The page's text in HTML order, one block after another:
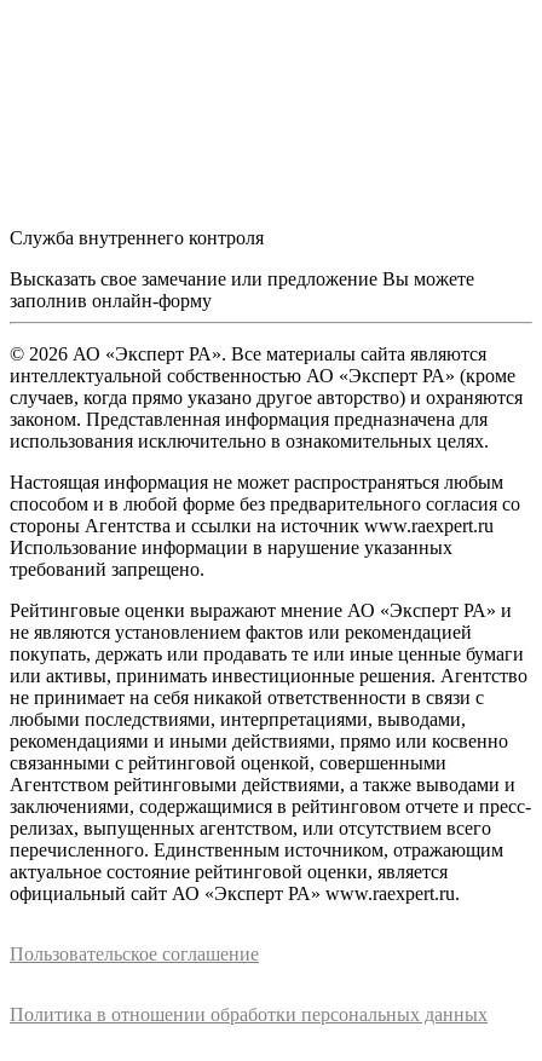
Служба внутреннего контроля
Высказать свое замечание или предложение Вы можете
заполнив онлайн-форму
© 2026 АО «Эксперт РА». Все материалы сайта являются
интеллектуальной собственностью АО «Эксперт РА» (кроме
случаев, когда прямо указано другое авторство) и охраняются
законом. Представленная информация предназначена для
использования исключительно в ознакомительных целях.
Настоящая информация не может распространяться любым
способом и в любой форме без предварительного согласия со
стороны Агентства и ссылки на источник www.raexpert.ru
Использование информации в нарушение указанных
требований запрещено.
Рейтинговые оценки выражают мнение АО «Эксперт РА» и
не являются установлением фактов или рекомендацией
покупать, держать или продавать те или иные ценные бумаги
или активы, принимать инвестиционные решения. Агентство
не принимает на себя никакой ответственности в связи с
любыми последствиями, интерпретациями, выводами,
рекомендациями и иными действиями, прямо или косвенно
связанными с рейтинговой оценкой, совершенными
Агентством рейтинговыми действиями, а также выводами и
заключениями, содержащимися в рейтинговом отчете и пресс-
релизах, выпущенных агентством, или отсутствием всего
перечисленного. Единственным источником, отражающим
актуальное состояние рейтинговой оценки, является
официальный сайт АО «Эксперт РА» www.raexpert.ru.
Пользовательское соглашение
Политика в отношении обработки персональных данных